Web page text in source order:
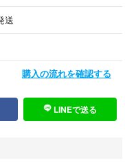
、中古品としては比較的程
当部分をポインターで示し
あっても一度人の手に渡っ
送
購入の流れを確認する
LINEで送る